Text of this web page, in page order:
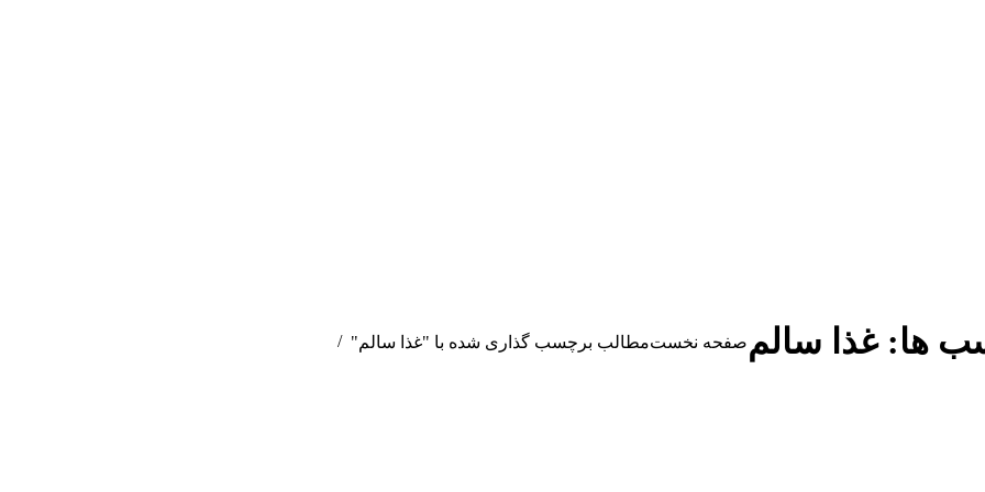
ها:غذا سالممکان شما:
صفحه نخستمطالب برچسب گذاری شده با "غذا سالم"